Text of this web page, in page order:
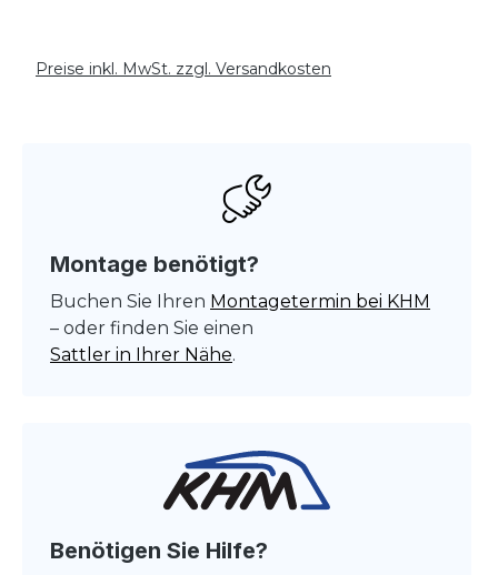
Preise inkl. MwSt. zzgl. Versandkosten
Montage benötigt?
Buchen Sie Ihren Montagetermin bei KHM
– oder finden Sie einen
Sattler in Ihrer Nähe.
Benötigen Sie Hilfe?